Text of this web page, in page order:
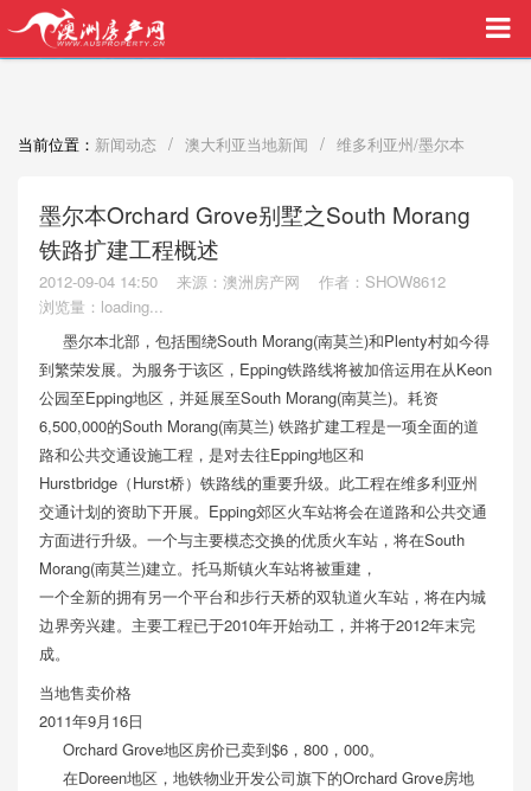
买家中介VIP服务，助您安心购房
当前位置： 新闻动态 / 澳大利亚当地新闻 / 维多利亚州/墨尔本
墨尔本Orchard Grove别墅之South Morang
铁路扩建工程概述
2012-09-04 14:50 来源：澳洲房产网
作者：SHOW8612
浏览量： loading...
墨尔本北部，包括围绕South Morang(南莫兰)和Plenty村如今得
到繁荣发展。为服务于该区，Epping铁路线将被加倍运用在从Keon
公园至Epping地区，并延展至South Morang(南莫兰)。耗资
6,500,000的South Morang(南莫兰) 铁路扩建工程是一项全面的道
路和公共交通设施工程，是对去往Epping地区和
Hurstbridge（Hurst桥）铁路线的重要升级。此工程在维多利亚州
交通计划的资助下开展。Epping郊区火车站将会在道路和公共交通
方面进行升级。一个与主要模态交换的优质火车站，将在South
Morang(南莫兰)建立。托马斯镇火车站将被重建，
一个全新的拥有另一个平台和步行天桥的双轨道火车站，将在内城
边界旁兴建。主要工程已于2010年开始动工，并将于2012年末完
成。
当地售卖价格
2011年9月16日
Orchard Grove地区房价已卖到$6，800，000。
在Doreen地区，地铁物业开发公司旗下的Orchard Grove房地